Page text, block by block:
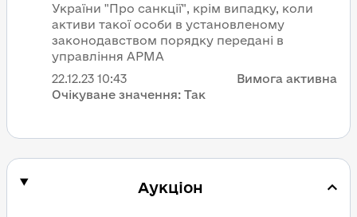
України "Про санкції", крім випадку, коли
активи такої особи в установленому
законодавством порядку передані в
управління АРМА
22.12.23 10:43
Вимога активна
Очікуване значення: Так
Аукціон